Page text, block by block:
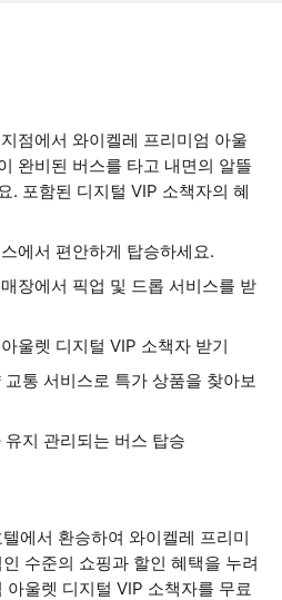
점에서 와이켈레 프리미엄 아울
완비된 버스를 타고 내면의 알뜰
. 포함된 디지털 VIP 소책자의 혜
에서 편안하게 탑승하세요.
장에서 픽업 및 드롭 서비스를 받
울렛 디지털 VIP 소책자 받기
통 서비스로 특가 상품을 찾아보
지 관리되는 버스 탑승
에서 환승하여 와이켈레 프리미
수준의 쇼핑과 할인 혜택을 누려
울렛 디지털 VIP 소책자를 무료